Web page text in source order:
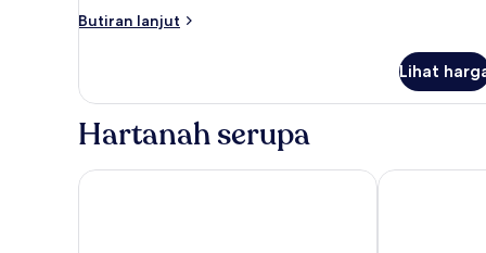
Butiran lanjut
Butiran
Room
Lihat
Hartanah serupa
Belllo Hotel JB Central KSL Hotel &